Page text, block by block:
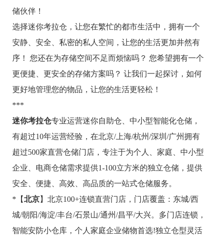
储伙伴！
选择迷你考拉仓，让您在繁忙的都市生活中，拥有一个
安静、安全、私密的私人空间，让您的生活更加井然有
序！ 您还在为存储空间不足而烦恼吗？ 您希望拥有一个
更便捷、更安全的存储方案吗？ 让我们一起探讨，如何
更好地管理您的物品，让您的生活更轻松！
***
迷你考拉仓专业运营迷你自助仓、中小型智能化仓储，
有超过10年运营经验，在北京/上海/杭州/深圳/广州拥有
超过500家直营仓储门店，专注于为个人、家庭、中小型
企业、电商仓储需求提供1-100立方米的独立仓储，提供
安全、便捷、高效、高品质的一站式仓储服务。
*【北京】北京100+连锁直营门店，门店覆盖：东城/西
城/朝阳/海淀/丰台/石景山/通州/昌平/大兴。多门店连锁，
智能安防小仓库，个人家庭企业储物首选!独立仓型灵活